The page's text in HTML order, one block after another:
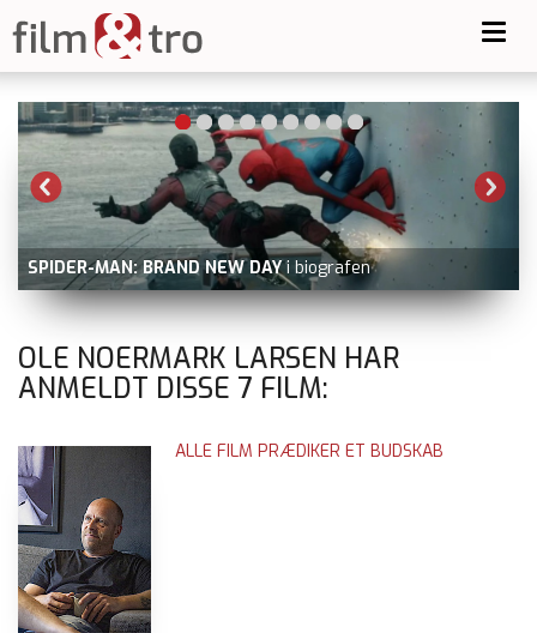
SPIDER-MAN: BRAND NEW DAY i biografen
OLE NOERMARK LARSEN HAR
ANMELDT DISSE 7 FILM:
ALLE FILM PRÆDIKER ET BUDSKAB